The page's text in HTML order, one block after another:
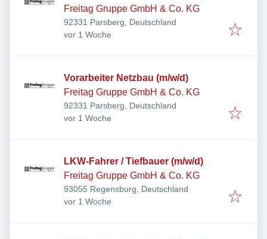
Freitag Gruppe GmbH & Co. KG
92331 Parsberg, Deutschland
Veröffentlicht
vor 1 Woche
Vorarbeiter Netzbau (m/w/d)
Freitag Gruppe GmbH & Co. KG
92331 Parsberg, Deutschland
Veröffentlicht
vor 1 Woche
LKW-Fahrer / Tiefbauer (m/w/d)
Freitag Gruppe GmbH & Co. KG
93055 Regensburg, Deutschland
Veröffentlicht
vor 1 Woche